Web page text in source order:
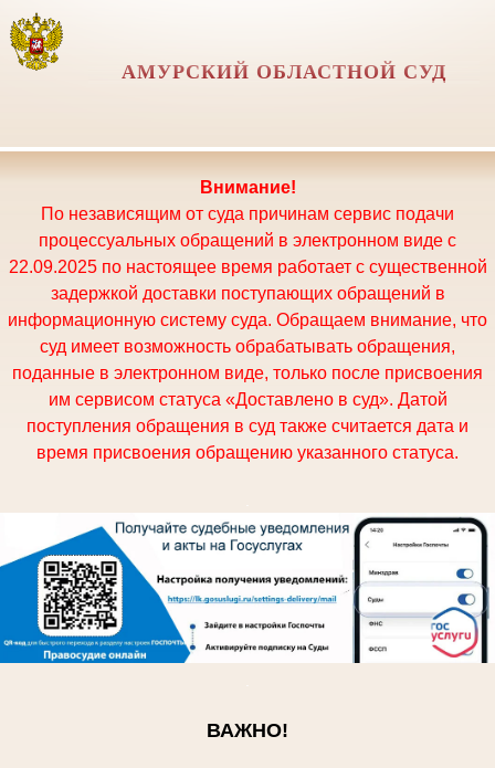
АМУРСКИЙ ОБЛАСТНОЙ СУД
Внимание!
По независящим от суда причинам сервис подачи
процессуальных обращений в электронном виде с
22.09.2025 по настоящее время работает с существенной
задержкой доставки поступающих обращений в
информационную систему суда. Обращаем внимание, что
суд имеет возможность обрабатывать обращения,
поданные в электронном виде, только после присвоения
им сервисом статуса «Доставлено в суд». Датой
поступления обращения в суд также считается дата и
время присвоения обращению указанного статуса.
ВАЖНО!